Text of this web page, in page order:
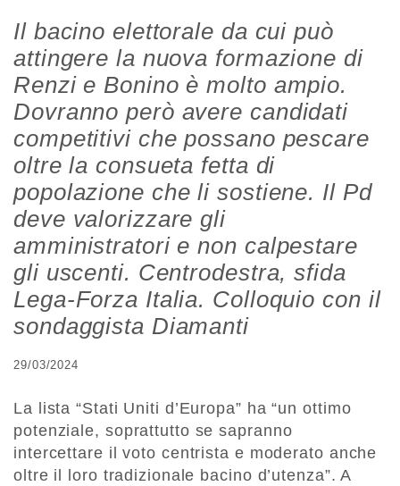
Il bacino elettorale da cui può
attingere la nuova formazione di
Renzi e Bonino è molto ampio.
Dovranno però avere candidati
competitivi che possano pescare
oltre la consueta fetta di
popolazione che li sostiene. Il Pd
deve valorizzare gli
amministratori e non calpestare
gli uscenti. Centrodestra, sfida
Lega-Forza Italia. Colloquio con il
sondaggista Diamanti
29/03/2024
La lista “Stati Uniti d’Europa” ha “un ottimo
potenziale, soprattutto se sapranno
intercettare il voto centrista e moderato anche
oltre il loro tradizionale bacino d’utenza”. A